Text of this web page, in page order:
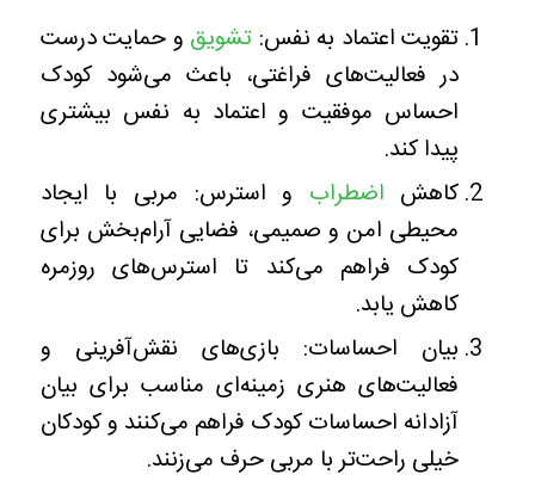
تقویت اعتماد به نفس: تشویق و حمایت درست
در فعالیت‌های فراغتی، باعث می‌شود کودک
احساس موفقیت و اعتماد به نفس بیشتری
پیدا کند.
کاهش اضطراب و استرس: مربی با ایجاد
محیطی امن و صمیمی، فضایی آرام‌بخش برای
کودک فراهم می‌کند تا استرس‌های روزمره
کاهش یابد.
بیان احساسات: بازی‌های نقش‌آفرینی و
فعالیت‌های هنری زمینه‌ای مناسب برای بیان
آزادانه احساسات کودک فراهم می‌کنند و کودکان
خیلی راحت‌تر با مربی حرف می‌زنند.